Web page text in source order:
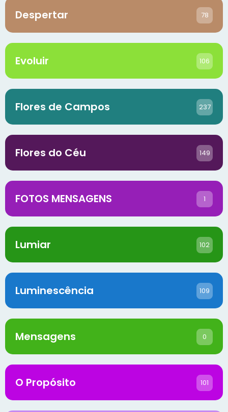
Despertar 78
Evoluir 106
Flores de Campos 237
Flores do Céu 149
FOTOS MENSAGENS 1
Lumiar 102
Luminescência 109
Mensagens 0
O Propósito 101